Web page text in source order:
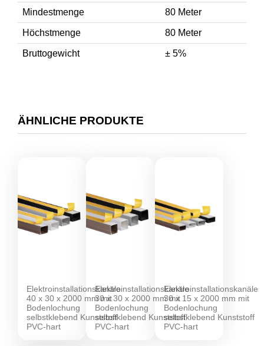
Mindestmenge 80 Meter
Höchstmenge 80 Meter
Bruttogewicht ± 5%
ÄHNLICHE PRODUKTE
Elektroinstallationskanäle
40 x 30 x 2000 mm mit
Bodenlochung
selbstklebend Kunststoff
PVC-hart
Elektroinstallationskanäle
30 x 30 x 2000 mm mit
Bodenlochung
selbstklebend Kunststoff
PVC-hart
Elektroinstallationskanäle
30 x 15 x 2000 mm mit
Bodenlochung
selbstklebend Kunststoff
PVC-hart